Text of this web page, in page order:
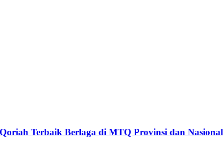
Terbaik Berlaga di MTQ Provinsi dan Nasional